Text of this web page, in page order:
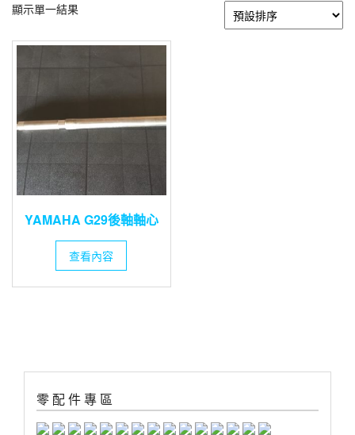
顯示單一結果
YAMAHA G29後軸軸心
查看內容
零 配 件 專 區